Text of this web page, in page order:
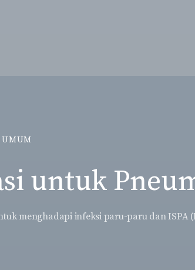
UMUM
untuk
menghadapi infeksi paru-paru dan ISPA